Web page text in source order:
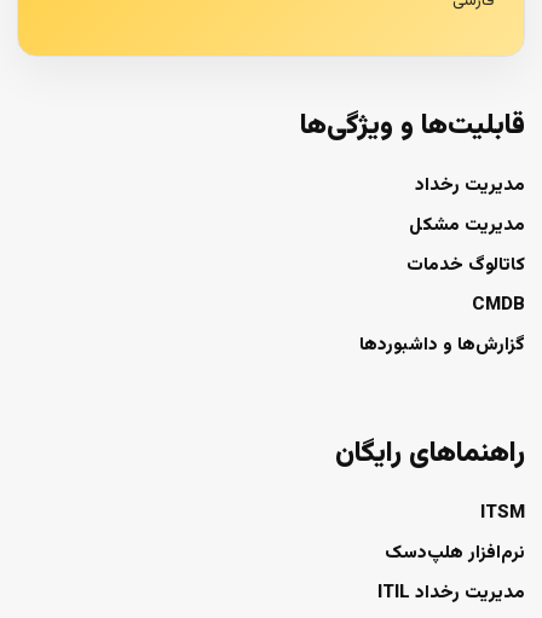
قابلیت‌ها و ویژگی‌ها
مدیریت رخداد
مدیریت مشکل
کاتالوگ خدمات
CMDB
گزارش‌ها و داشبوردها
راهنماهای رایگان
ITSM
نرم‌افزار هلپ‌دسک
مدیریت رخداد ITIL